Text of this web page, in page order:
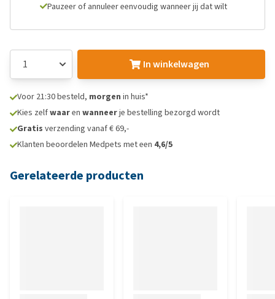
Pauzeer of annuleer eenvoudig wanneer jij dat wilt
In winkelwagen
Voor 21:30 besteld, morgen in huis*
Kies zelfwaaren wanneerje bestelling bezorgd wordt
Gratis verzending vanaf € 69,-
Klanten beoordelen Medpets met een 4,6/5
Gerelateerde producten